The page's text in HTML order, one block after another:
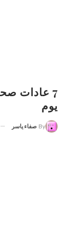
7 عادات
يوم
By صفاء ياسر